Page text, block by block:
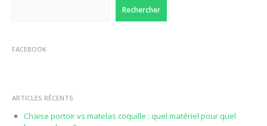
Rechercher
FACEBOOK
ARTICLES RÉCENTS
Chaise portoir vs matelas coquille : quel matériel pour quel